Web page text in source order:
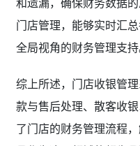
门店管理，能够实时汇
全局视角的财务管理支持
综上所述，门店收银管
款与售后处理、散客收
了门店的财务管理流程